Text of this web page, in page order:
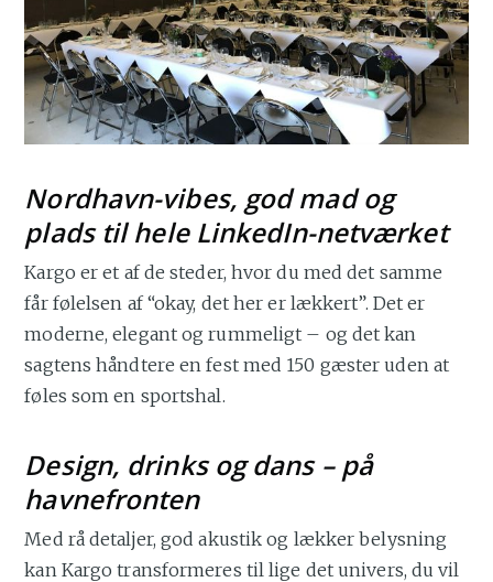
Nordhavn-vibes, god mad og
plads til hele LinkedIn-netværket
Kargo er et af de steder, hvor du med det samme
får følelsen af “okay, det her er lækkert”. Det er
moderne, elegant og rummeligt – og det kan
sagtens håndtere en fest med 150 gæster uden at
føles som en sportshal.
Design, drinks og dans – på
havnefronten
Med rå detaljer, god akustik og lækker belysning
kan Kargo transformeres til lige det univers, du vil